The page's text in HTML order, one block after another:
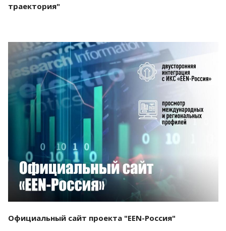
траектория"
Смотреть проект
Официальный сайт проекта "EEN-Россия"